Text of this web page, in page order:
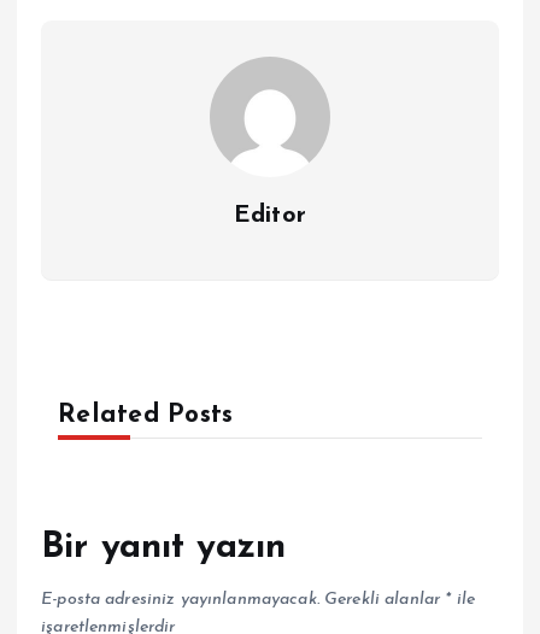
Editor
Related Posts
Bir yanıt yazın
E-posta adresiniz yayınlanmayacak. Gerekli alanlar *ile
işaretlenmişlerdir